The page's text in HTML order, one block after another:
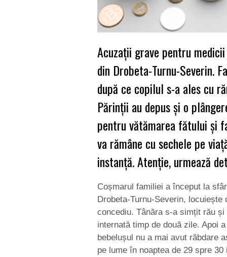
Acuzaţii grave pentru
din Drobeta-Turnu-Severin.
după ce copilul s-a ales cu
Părinţii au depus și o
pentru vătămarea fătului și
va rămâne cu sechele pe
instanţă. Atenţie, urmează
Coșmarul familiei a început la
Drobeta-Turnu-Severin,
concediu. Tânăra s-a simțit rău
internată timp de două zile. Apoi
bebelușul nu a mai avut răbdare
pe lume în noaptea de 29 spre